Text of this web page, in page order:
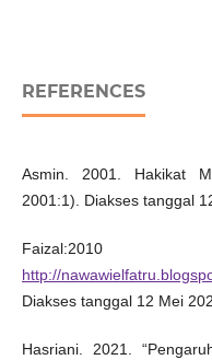
REFERENCES
Asmin. 2001. Hakikat
2001:1). Diakses tanggal
http://
Diakses tanggal 12 Mei
Hasriani. 2021.